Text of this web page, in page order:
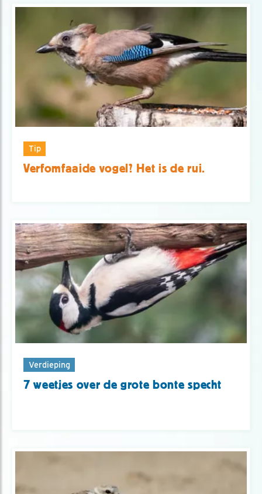
Tip
Verfomfaaide vogel? Het is de rui.
Verdieping
7 weetjes over de grote bonte specht